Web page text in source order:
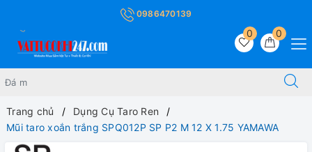
0986470139
0
0
Trang chủ
Dụng Cụ Taro Ren
Mũi taro xoắn trắng SPQ012P SP P2 M 12 X 1.75 YAMAWA